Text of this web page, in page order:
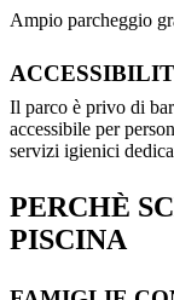
Ampio parcheggio
Il parco è privo di
accessibile per
servizi igienici
PERCHÈ
PISCINA